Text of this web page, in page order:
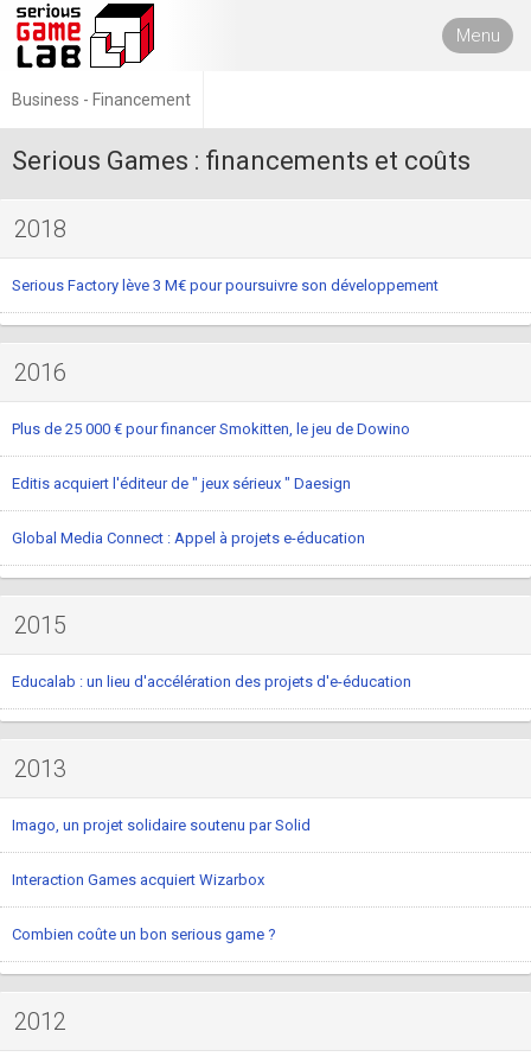
Menu
Business - Financement
Serious Games : financements et coûts
2018
Serious Factory lève 3 M€ pour poursuivre son développement
2016
Plus de 25 000 € pour financer Smokitten, le jeu de Dowino
Editis acquiert l'éditeur de " jeux sérieux " Daesign
Global Media Connect : Appel à projets e-éducation
2015
Educalab : un lieu d'accélération des projets d'e-éducation
2013
Imago, un projet solidaire soutenu par Solid
Interaction Games acquiert Wizarbox
Combien coûte un bon serious game ?
2012